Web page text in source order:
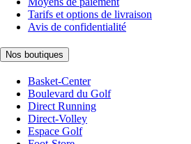
Tarifs et options de livraison
Avis de confidentialité
Nos boutiques
Basket-Center
Boulevard du Golf
Direct Running
Direct-Volley
Espace Golf